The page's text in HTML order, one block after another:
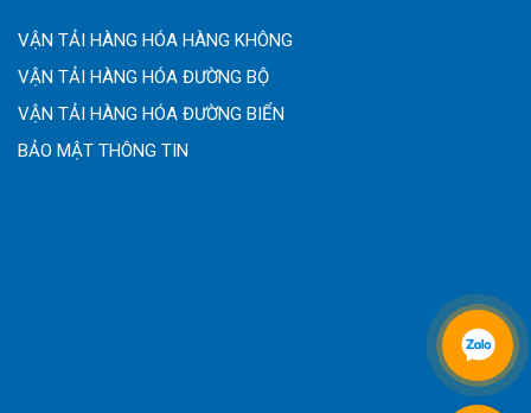
VẬN TẢI HÀNG HÓA HÀNG KHÔNG
VẬN TẢI HÀNG HÓA ĐƯỜNG BỘ
VẬN TẢI HÀNG HÓA ĐƯỜNG BIỂN
BẢO MẬT THÔNG TIN